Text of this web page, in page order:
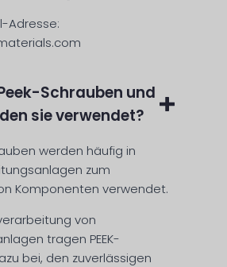
Adresse:
Schrauben und
sie verwendet?
werden häufig in
zum
Komponenten verwendet.
von
tragen PEEK-
bei, den zuverlässigen